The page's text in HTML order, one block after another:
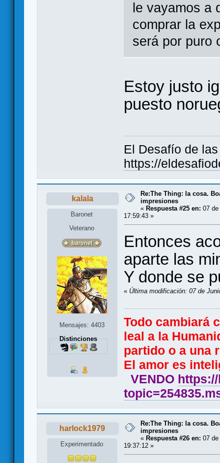
le vayamos a
comprar la
será por puro
Estoy justo
puesto
El Desafío de
https://
kalala
Baronet
Veterano
Mensajes: 4403
Distinciones
Re:The Thing: la cosa.
impresiones
« Respuesta #25 en: 07
17:59:43 »
Entonces
aparte las
Y donde se
« Última modificación: 07 de
Todo cambiará
leal a la
partido o a una
El amor es
VENDO
harlock1979
Experimentado
Re:The Thing: la cosa.
impresiones
« Respuesta #26 en: 07
19:37:12 »